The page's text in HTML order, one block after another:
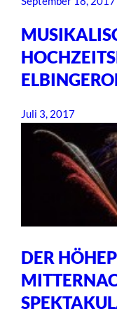
Juli 3, 2017
DER